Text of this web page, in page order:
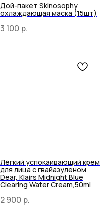
Дой-пакет Skinosophy
охлаждающая маска (15шт)
3 100 р.
Лёгкий успокаивающий крем
для лица с гвайазуленом
Dear, Klairs Midnight Blue
Сlearing Water Cream,50ml
2 900 р.